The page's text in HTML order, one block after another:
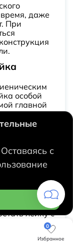
даже
При
особой
главной
лейки для
воды.
до нее было
можно
с
и ее напор,
лейку с
откуда
службы
с
0
Избранное